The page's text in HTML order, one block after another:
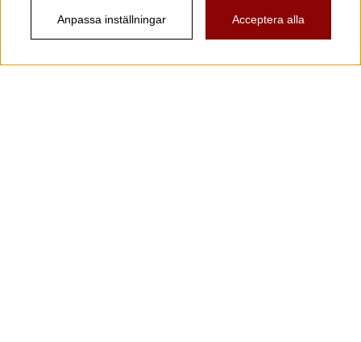
Anpassa inställningar Acceptera alla